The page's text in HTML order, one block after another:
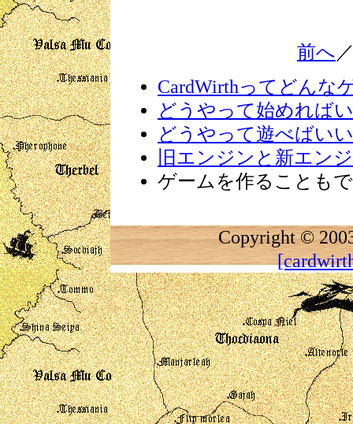
前へ
CardWirthってどんな
どうやって始めれば
どうやって遊べばい
旧エンジンと新エン
ゲームを作ることも
Copyright ©